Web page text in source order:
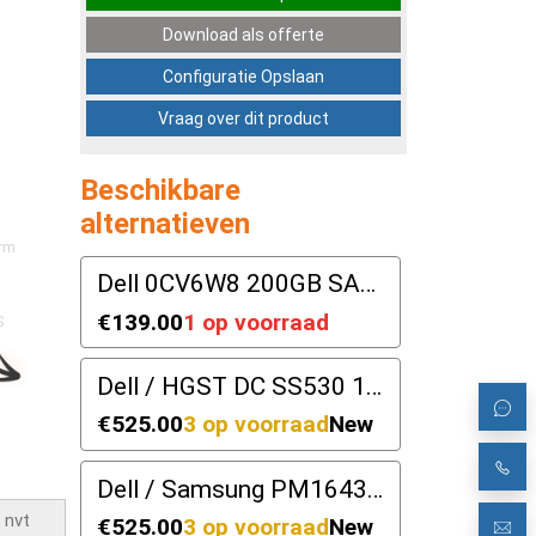
drive)
Download als offerte
Configuratie Opslaan
Vraag over dit product
Beschikbare
alternatieven
Dell 0CV6W8 200GB SAS 12G SFF
€139.001 op voorraad
Dell / HGST DC SS530 1.92TB SAS 12Gbps TLC RI SSD | DP/N: DFWY2
€525.003 op voorraadNew
Dell / Samsung PM1643a 1.92TB 12Gbps TLC RI SAS | DP/N: 498F8
€525.003 op voorraadNew